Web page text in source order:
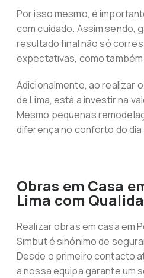
Por isso mesmo, é
com cuidado. Assim sendo,
resultado final não só
expectativas, como
Adicionalmente, ao realizar
de Lima, está a investir na
Mesmo pequenas
diferença no conforto do dia
Obras em Casa
Lima com
Realizar obras em casa em
Simbut é sinónimo de
Desde o primeiro contacto
a nossa equipa garante um